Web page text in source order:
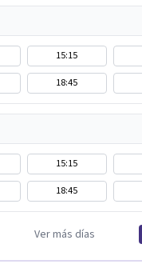
15:15
18:45
15:15
18:45
Ver más días